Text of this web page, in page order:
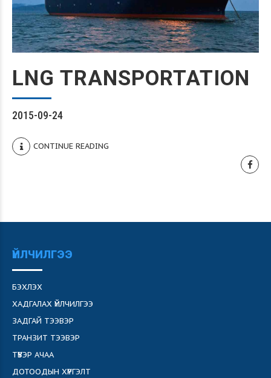
LNG TRANSPORTATION
2015-09-24
CONTINUE READING
ҮЙЛЧИЛГЭЭ
БЭХЛЭХ
ХАДГАЛАХ ҮЙЛЧИЛГЭЭ
ЗАДГАЙ ТЭЭВЭР
ТРАНЗИТ ТЭЭВЭР
ТҮҮВЭР АЧАА
ДОТООДЫН ХҮРГЭЛТ